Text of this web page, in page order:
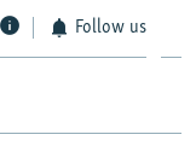
Follow us